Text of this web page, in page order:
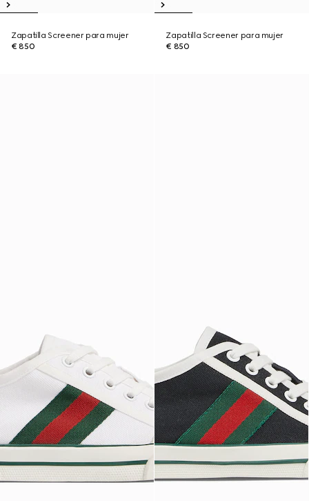
Zapatilla Screener para mujer
€ 850
Zapatilla Screener para mujer
€ 850